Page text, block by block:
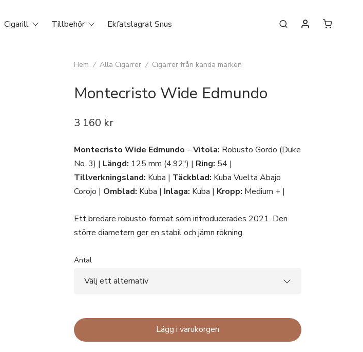
Cigarill Tillbehör Ekfatslagrat Snus
Hem / Alla Cigarrer / Cigarrer från kända märken
Montecristo Wide Edmundo
3 160 kr
Montecristo Wide Edmundo –Vitola: Robusto Gordo (Duke
No. 3) | Längd: 125 mm (4.92″) | Ring: 54 |
Tillverkningsland: Kuba | Täckblad: Kuba Vuelta Abajo
Corojo | Omblad: Kuba | Inlaga: Kuba | Kropp: Medium + |
Ett bredare robusto-format som introducerades 2021. Den
större diametern ger en stabil och jämn rökning.
Antal
Lägg i varukorgen